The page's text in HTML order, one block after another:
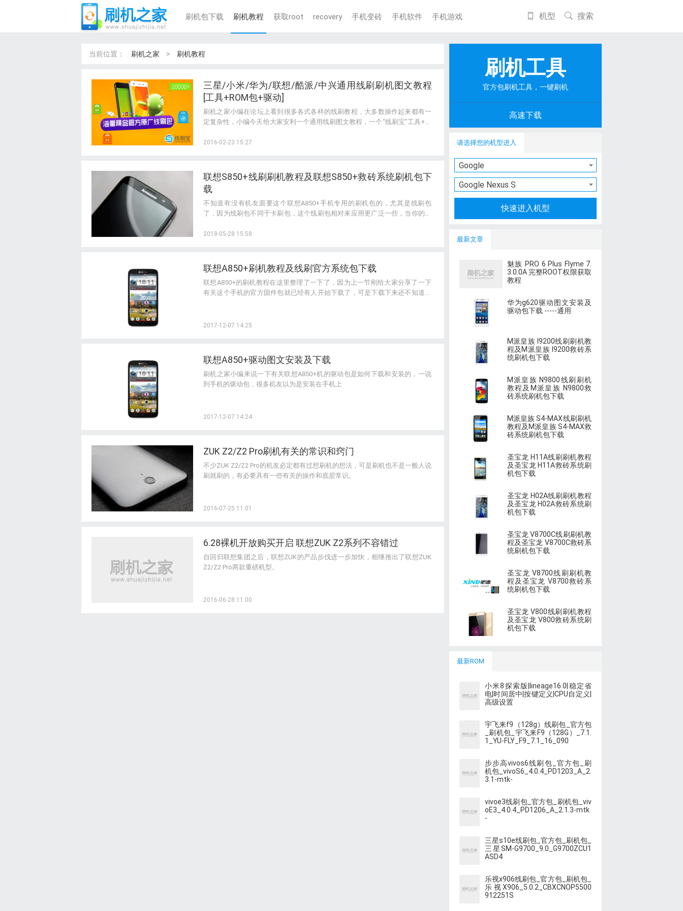
刷机包下载 刷机教程 获取root recovery 手机变砖 手机软件 手机游戏 搜索
机型
当前位置： 刷机之家 > 刷机教程
三星/小米/华为/联想/酷派/中兴通用线刷刷机图文教程
[工具+ROM包+驱动]
刷机之家小编在论坛上看到很多各式各样的线刷教程，大多数操作起来都有一
定复杂性，小编今天给大家安利一个通用线刷图文教程，一个“线刷宝”工具+一
可以帮助到大家!
2016-02-23 15:27
联想S850+线刷刷机教程及联想S850+救砖系统刷机包下
载
不知道有没有机友面要这个联想A850+手机专用的刷机包的，尤其是线刷包
了，因为线刷包不同于卡刷包，这个线刷包相对来应用更广泛一些，当你的手
2018-05-28 15:58
联想A850+刷机教程及线刷官方系统包下载
联想A850+的刷机教程在这里整理了一下了，因为上一节刚给大家分享了一下
有关这个手机的官方固件包就已经有人开始下载了，可是下载下来还不知道怎
2017-12-07 14:25
联想A850+驱动图文安装及下载
刷机之家小编来说一下有关联想A850+机的驱动包是如何下载和安装的，一说
到手机的驱动包，很多机友以为是安装在手机上
2017-12-07 14:24
ZUK Z2/Z2 Pro刷机有关的常识和窍门
不少ZUK Z2/Z2 Pro的机友必定都有过想刷机的想法，可是刷机也不是一般人说
刷就刷的，有必要具有一些有关的操作和底层常识。
2016-07-25 11:01
6.28裸机开放购买开启 联想ZUK Z2系列不容错过
自回归联想集团之后，联想ZUK的产品步伐进一步加快，相继推出了联想ZUK
Z2/Z2 Pro两款重磅机型。
2016-06-28 11:00
刷机工具
官方包刷机工具，一键刷机
高速下载
请选择您的机型进入
Google
Google Nexus S
快速进入机型
最新文章
魅族 PRO 6 Plus Flyme 7.
3.0.0A 完整ROOT权限获取
教程
华为g620驱动图文安装及
驱动包下载 -----通用
M派皇族 I9200线刷刷机教
程及M派皇族 I9200救砖系
统刷机包下载
M派皇族 N9800线刷刷机
教程及M派皇族 N9800救
砖系统刷机包下载
M派皇族 S4-MAX线刷刷机
教程及M派皇族 S4-MAX救
砖系统刷机包下载
圣宝龙 H11A线刷刷机教程
及圣宝龙 H11A救砖系统刷
机包下载
圣宝龙 H02A线刷刷机教程
及圣宝龙 H02A救砖系统刷
机包下载
圣宝龙 V8700C线刷刷机教
程及圣宝龙 V8700C救砖系
统刷机包下载
圣宝龙 V8700线刷刷机教
程及圣宝龙 V8700救砖系
统刷机包下载
圣宝龙 V800线刷刷机教程
及圣宝龙 V800救砖系统刷
机包下载
最新ROM
小米8探索版|lineage16.0|稳定省
电|时间居中|按键定义|CPU自定义|
高级设置
宇飞来f9（128g）线刷包_官方包
_刷机包_宇飞来F9（128G）_7.1.
1_YU-FLY_F9_7.1_16_090
步步高vivos6线刷包_官方包_刷
机包_vivoS6_4.0.4_PD1203_A_2.
3.1-mtk-
vivoe3线刷包_官方包_刷机包_viv
oE3_4.0.4_PD1206_A_2.1.3-mtk
-
三星s10e线刷包_官方包_刷机包_
三星SM-G9700_9.0_G9700ZCU1
ASD4
乐视x906线刷包_官方包_刷机包_
乐视X906_5.0.2_CBXCNOP5500
912251S